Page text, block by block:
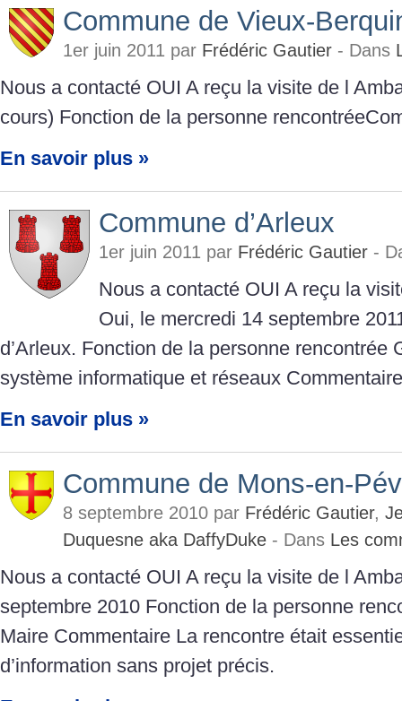
Commune de Vieux-
1er juin 2011 par Frédéric Gautier - Dans
Nous a contacté OUI A reçu la visite de l
cours) Fonction de la personne
En savoir plus »
Commune d’Arleux
1er juin 2011 par Frédéric Gautier -
Nous a contacté OUI A reçu la
Oui, le mercredi 14 septembre
d’Arleux. Fonction de la personne rencontrée
système informatique et réseaux
En savoir plus »
Commune de Mons-en-
8 septembre 2010 par Frédéric Gautier,
Duquesne aka DaffyDuke - Dans Les
Nous a contacté OUI A reçu la visite de l
septembre 2010 Fonction de la personne
Maire Commentaire La rencontre était
d’information sans projet précis.